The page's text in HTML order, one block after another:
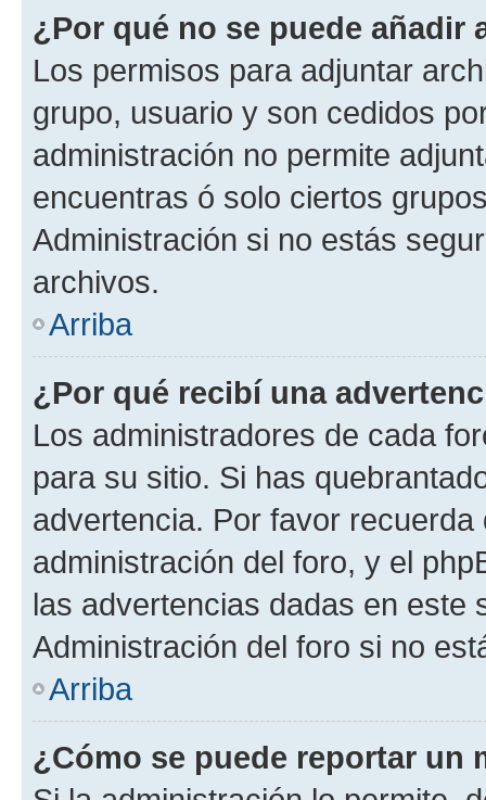
¿Por qué no se puede añadir
Los permisos para adjuntar
grupo, usuario y son cedidos
administración no permite
encuentras ó solo ciertos
Administración si no estás
archivos.
Arriba
¿Por qué recibí una
Los administradores de cada
para su sitio. Si has
advertencia. Por favor
administración del foro, y el
las advertencias dadas en este
Administración del foro si no
Arriba
¿Cómo se puede reportar un